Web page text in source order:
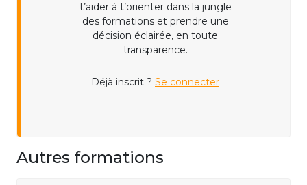
t’aider à t’orienter dans la jungle
des formations et prendre une
décision éclairée, en toute
transparence.
Déjà inscrit ? Se connecter
Autres formations